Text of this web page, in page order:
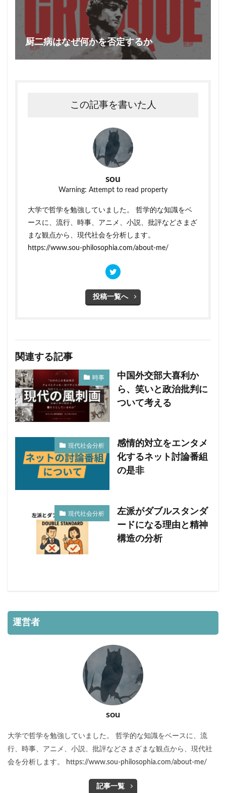
厨二病はなぜ何かを否定するか
この記事を書いた人
sou
Warning: Attempt to read property
大学で哲学を勉強していました。 哲学的な知識をベ
ースに、流行、時事、アニメ、小説、批評などさまざ
まな観点から、現代社会を分析します。
https://www.sou-philosophia.com/about-me/
投稿一覧へ
関連する記事
時事
中国外交部大喜利か
ら、笑いと政治批判に
ついて考える
現代社会分析
感情的対立をエンタメ
化するネット討論番組
の是非
現代社会分析
左派がダブルスタンダ
ードになる理由と精神
構造の分析
運営者
sou
大学で哲学を勉強していました。 哲学的な知識をベースに、流
行、時事、アニメ、小説、批評などさまざまな観点から、現代社
会を分析します。 https://www.sou-philosophia.com/about-me/
記事一覧